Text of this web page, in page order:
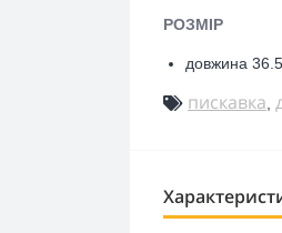
РОЗМІР
довжина
пискавка